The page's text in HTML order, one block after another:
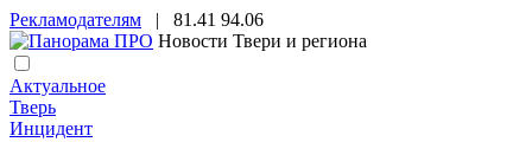
Рекламодателям | 81.41 94.06
Новости Твери и региона
Актуальное
Тверь
Инцидент